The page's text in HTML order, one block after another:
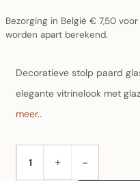
Bezorging in België € 7,50
worden apart berekend.
Decoratieve stolp paard
elegante vitrinelook met
meer..
AANTAL+ −